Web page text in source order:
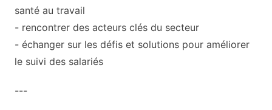
santé au travail
- rencontrer des acteurs clés du secteur
- échanger sur les défis et solutions pour améliorer
le suivi des salariés
---